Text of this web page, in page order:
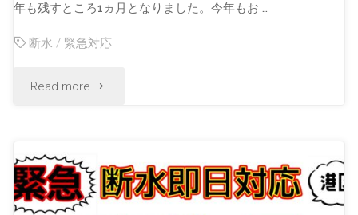
年も残すところ1ヵ月となりました。今年もお …
断水 / 緊急対応
Read more